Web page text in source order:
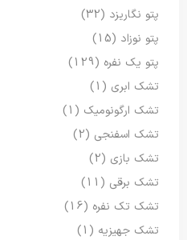
پتو نگاریزد (32)
پتو نوزاد (15)
پتو یک نفره (129)
تشک ابری (1)
تشک ارگونومیک (1)
تشک اسفنجی (2)
تشک بازی (2)
تشک برقی (11)
تشک تک نفره (16)
تشک جهیزیه (1)